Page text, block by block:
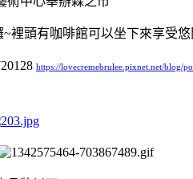
裡頭有咖啡館可以坐下來享受悠
https://lovecremebrulee.pixnet.net/blog/